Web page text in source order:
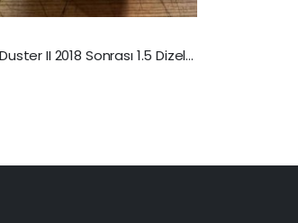
Renault Master IV 2014 Sonrası 2.3 Dci Yakıt Filtresi